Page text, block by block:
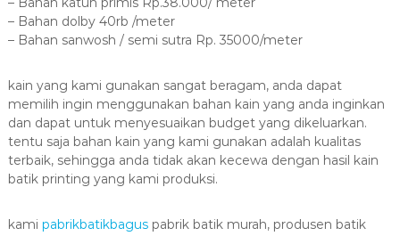
– Bahan dolby 40rb /meter
– Bahan sanwosh / semi sutra Rp. 35000/meter
kain yang kami gunakan sangat beragam, anda dapat
memilih ingin menggunakan bahan kain yang anda inginkan
dan dapat untuk menyesuaikan budget yang dikeluarkan.
tentu saja bahan kain yang kami gunakan adalah kualitas
terbaik, sehingga anda tidak akan kecewa dengan hasil kain
batik printing yang kami produksi.
kami pabrikbatikbaguspabrik batik murah, produsen batik